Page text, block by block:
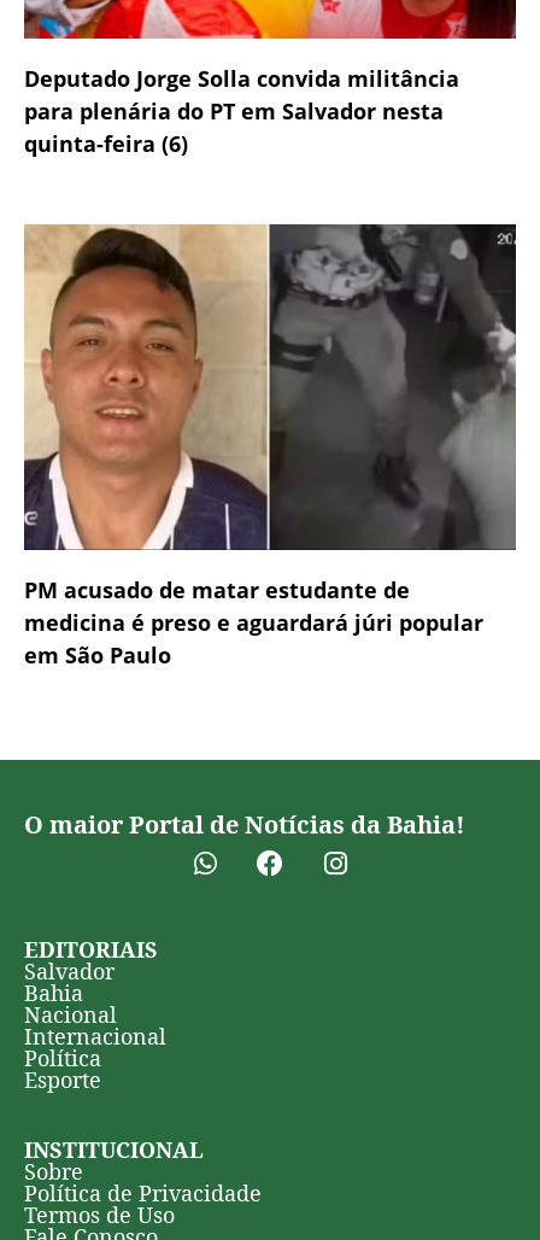
Deputado Jorge Solla convida militância
para plenária do PT em Salvador nesta
quinta-feira (6)
PM acusado de matar estudante de
medicina é preso e aguardará júri popular
em São Paulo
O maior Portal de Notícias da Bahia!
EDITORIAIS
Salvador
Bahia
Nacional
Internacional
Política
Esporte
INSTITUCIONAL
Sobre
Política de Privacidade
Termos de Uso